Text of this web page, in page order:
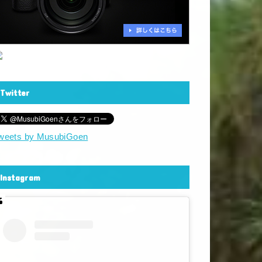
Twitter
by MusubiGoen
Instagram